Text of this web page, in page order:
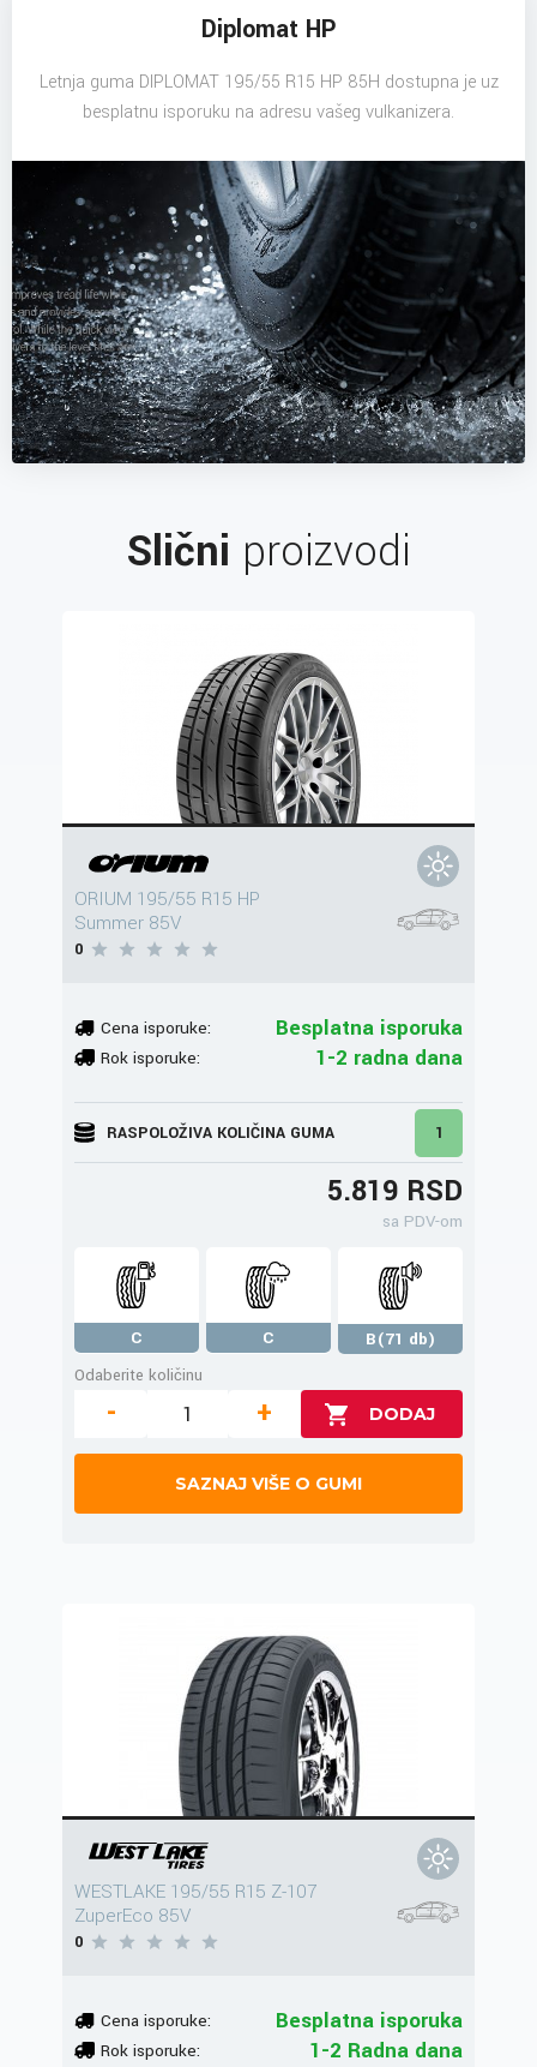
Diplomat HP
Letnja guma DIPLOMAT 195/55 R15 HP 85H dostupna je uz
besplatnu isporuku na adresu vašeg vulkanizera.
Slični proizvodi
ORIUM 195/55 R15 HP
Summer 85V
0
Cena isporuke: Besplatna isporuka
Rok isporuke: 1-2 radna dana
RASPOLOŽIVA KOLIČINA GUMA 1
5.819 RSD
sa PDV-om
C C
B(71 db)
Odaberite količinu
- +
SAZNAJ VIŠE O GUMI
WESTLAKE 195/55 R15 Z-107
ZuperEco 85V
0
Cena isporuke: Besplatna isporuka
Rok isporuke: 1-2 Radna dana